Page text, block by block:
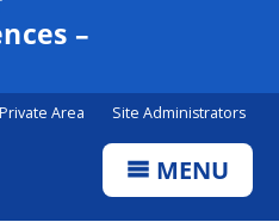
–
Private Area Site Administrators
MENU